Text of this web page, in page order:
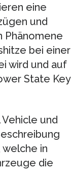
eine
und
Phänomene
bei einer
wird und auf
State Key
und
in
die